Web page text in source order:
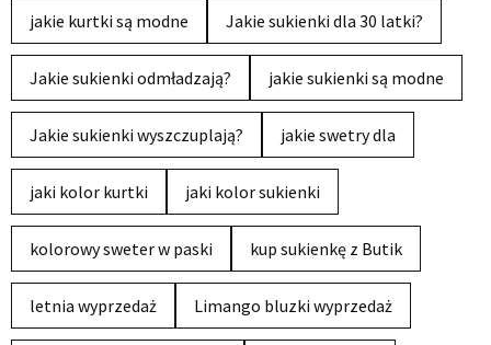
jakie kurtki są modne Jakie sukienki dla 30 latki?
Jakie sukienki odmładzają? jakie sukienki są modne
Jakie sukienki wyszczuplają? jakie swetry dla
jaki kolor kurtki jaki kolor sukienki
kolorowy sweter w paski kup sukienkę z Butik
letnia wyprzedaż Limango bluzki wyprzedaż